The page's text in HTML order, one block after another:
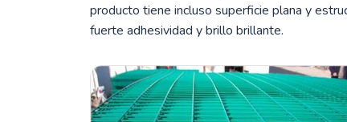
producto tiene incluso superficie plana y
fuerte adhesividad y brillo brillante.